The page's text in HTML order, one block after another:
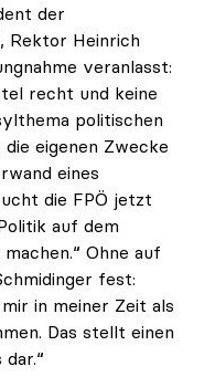
der
, Rektor Heinrich
veranlasst:
recht und keine
politischen
eigenen Zwecke
eines
die FPÖ jetzt
auf dem
Ohne auf
fest:
in meiner Zeit als
Das stellt einen